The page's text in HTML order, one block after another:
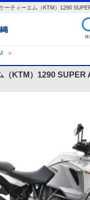
ーティーエム（KTM）1290
検
＞
（KTM）1290 SUPER